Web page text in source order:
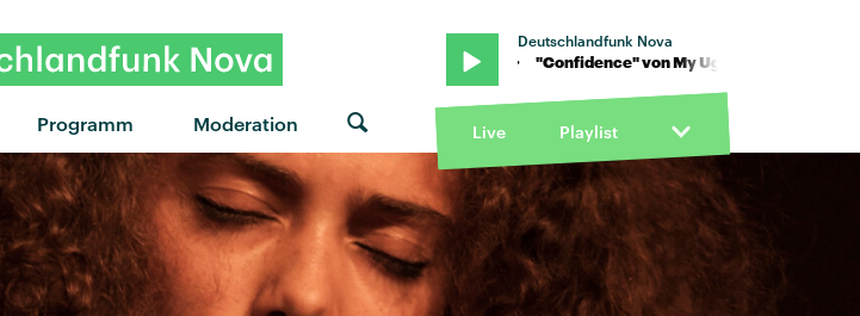
Programm Moderation
Deutschlandfunk Nova
"Confidence" von My Ugly Clementine · "Confidence" von My Ugly Clementine ·
Live Playlist